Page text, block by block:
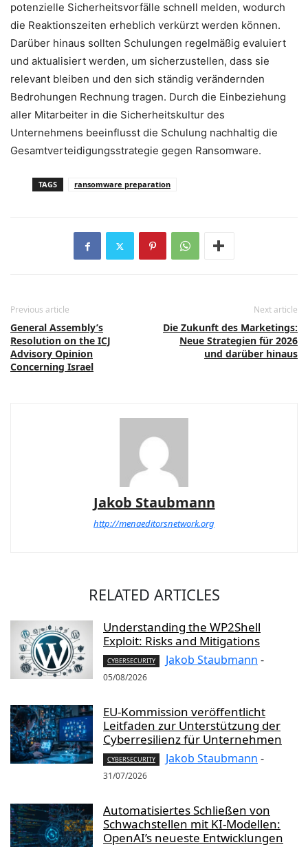
potenzielle Sicherheitsvorfälle schnell melden, wodurch
die Reaktionszeiten erheblich verkürzt werden können.
Darüber hinaus sollten Schulungen regelmäßig evaluiert
und aktualisiert werden, um sicherzustellen, dass sie
relevant bleiben und den sich ständig verändernden
Bedrohungen Rechnung tragen. Durch die Einbeziehung
aller Mitarbeiter in die Sicherheitskultur des
Unternehmens beeinflusst die Schulung nachhaltig die
Gesamtverteidigungsstrategie gegen Ransomware.
TAGS ransomware preparation
Previous article
General Assembly’s
Resolution on the ICJ
Advisory Opinion
Concerning Israel
Next article
Die Zukunft des Marketings:
Neue Strategien für 2026
und darüber hinaus
Jakob Staubmann
http://menaeditorsnetwork.org
RELATED ARTICLES
Understanding the WP2Shell
Exploit: Risks and Mitigations
CYBERSECURITY Jakob Staubmann -
05/08/2026
EU-Kommission veröffentlicht
Leitfaden zur Unterstützung der
Cyberresilienz für Unternehmen
CYBERSECURITY Jakob Staubmann -
31/07/2026
Automatisiertes Schließen von
Schwachstellen mit KI-Modellen:
OpenAI’s neueste Entwicklungen